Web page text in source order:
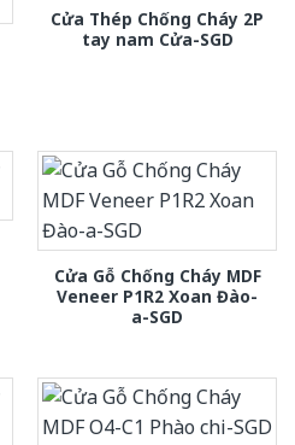
Cửa Thép Chống Cháy 2P
tay nam Cửa-SGD
Cửa Gỗ Chống Cháy MDF
Veneer P1R2 Xoan Đào-
a-SGD